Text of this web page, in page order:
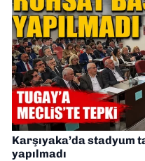
Karşıyaka’da stadyum
yapılmadı